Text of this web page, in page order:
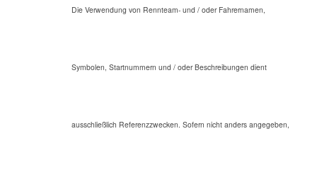
Die Verwendung von Rennteam- und / oder Fahrernamen,
Symbolen, Startnummern und / oder Beschreibungen dient
ausschließlich Referenzzwecken. Sofern nicht anders angegeben,